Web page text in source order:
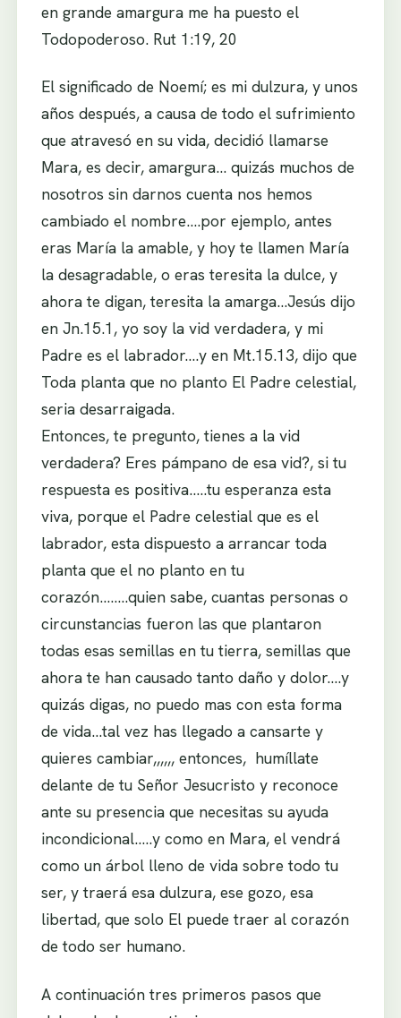
en grande amargura me ha puesto el
Todopoderoso. Rut 1:19, 20
El significado de Noemí; es mi dulzura, y unos
años después, a causa de todo el sufrimiento
que atravesó en su vida, decidió llamarse
Mara, es decir, amargura… quizás muchos de
nosotros sin darnos cuenta nos hemos
cambiado el nombre….por ejemplo, antes
eras María la amable, y hoy te llamen María
la desagradable, o eras teresita la dulce, y
ahora te digan, teresita la amarga…Jesús dijo
en Jn.15.1, yo soy la vid verdadera, y mi
Padre es el labrador….y en Mt.15.13, dijo que
Toda planta que no planto El Padre celestial,
seria desarraigada.
Entonces, te pregunto, tienes a la vid
verdadera? Eres pámpano de esa vid?, si tu
respuesta es positiva…..tu esperanza esta
viva, porque el Padre celestial que es el
labrador, esta dispuesto a arrancar toda
planta que el no planto en tu
corazón……..quien sabe, cuantas personas o
circunstancias fueron las que plantaron
todas esas semillas en tu tierra, semillas que
ahora te han causado tanto daño y dolor….y
quizás digas, no puedo mas con esta forma
de vida…tal vez has llegado a cansarte y
quieres cambiar,,,,,, entonces, humíllate
delante de tu Señor Jesucristo y reconoce
ante su presencia que necesitas su ayuda
incondicional…..y como en Mara, el vendrá
como un árbol lleno de vida sobre todo tu
ser, y traerá esa dulzura, ese gozo, esa
libertad, que solo El puede traer al corazón
de todo ser humano.
A continuación tres primeros pasos que